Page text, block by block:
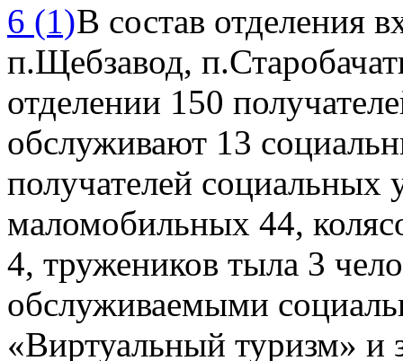
В состав отделения
п.Щебзавод,
отделении 150
обслуживают 13
получателей социальных
маломобильных 44,
4, тружеников тыла 3
обслуживаемыми
«Виртуальный туризм» и